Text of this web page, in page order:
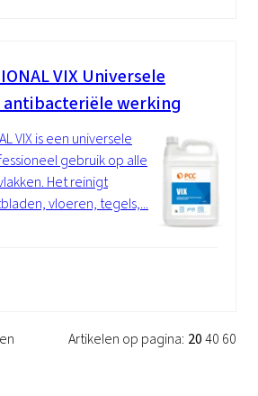
VIX Universele
werking
VIX is een universele
gebruik op alle
Het reinigt
vloeren, tegels,...
Artikelen op pagina: 2040 60